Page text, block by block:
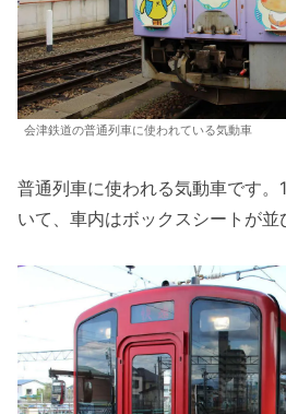
会津鉄道の普通列車に使われている気動車
普通列車に使われる気動車です。
いて、車内はボックスシートが並